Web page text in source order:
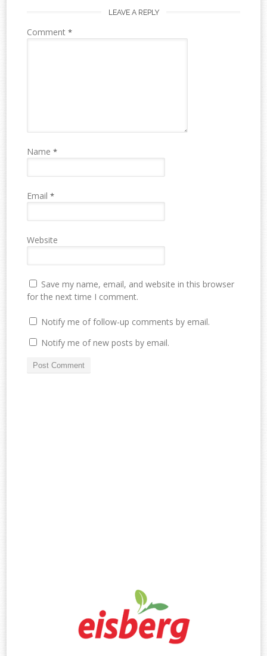
LEAVE A REPLY
Comment*
Name*
Email*
Website
Save my name, email, and website in this browser
for the next time I comment.
Notify me of follow-up comments by email.
Notify me of new posts by email.